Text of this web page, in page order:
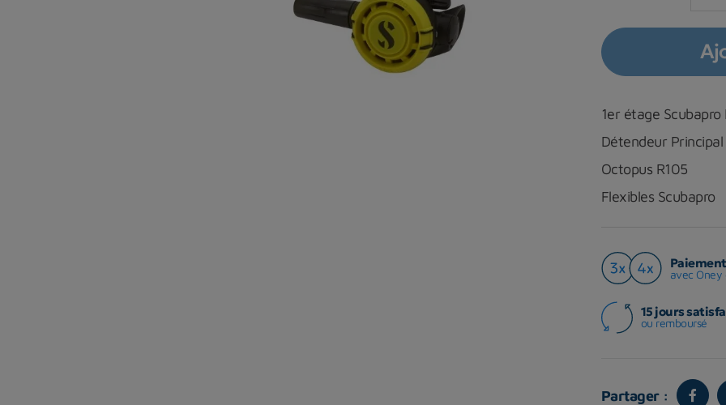
1er étage Scubapro
Détendeur
Octopus R105
Flexibles Scubapro
avec Oney
15 jours
ou remboursé
Partager :